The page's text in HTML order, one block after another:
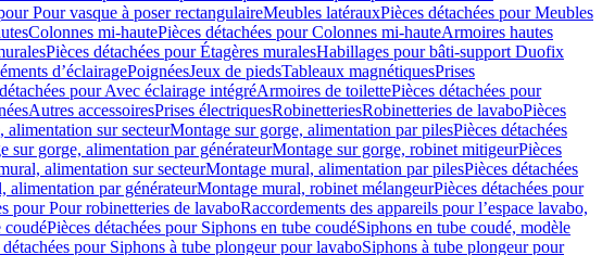
Pour vasque à poser rectangulaireMeubles latérauxPièces détachées pour Meubles
Colonnes mi-hautePièces détachées pour Colonnes mi-hauteArmoires hautes
Pièces détachées pour Étagères muralesHabillages pour bâti-support Duofix
d’éclairagePoignéesJeux de piedsTableaux magnétiquesPrises
pour Avec éclairage intégréArmoires de toilettePièces détachées pour
Autres accessoiresPrises électriquesRobinetteriesRobinetteries de lavaboPièces
alimentation sur secteurMontage sur gorge, alimentation par pilesPièces détachées
sur gorge, alimentation par générateurMontage sur gorge, robinet mitigeurPièces
alimentation sur secteurMontage mural, alimentation par pilesPièces détachées
alimentation par générateurMontage mural, robinet mélangeurPièces détachées pour
pour Pour robinetteries de lavaboRaccordements des appareils pour l’espace lavabo,
coudéPièces détachées pour Siphons en tube coudéSiphons en tube coudé, modèle
détachées pour Siphons à tube plongeur pour lavaboSiphons à tube plongeur pour